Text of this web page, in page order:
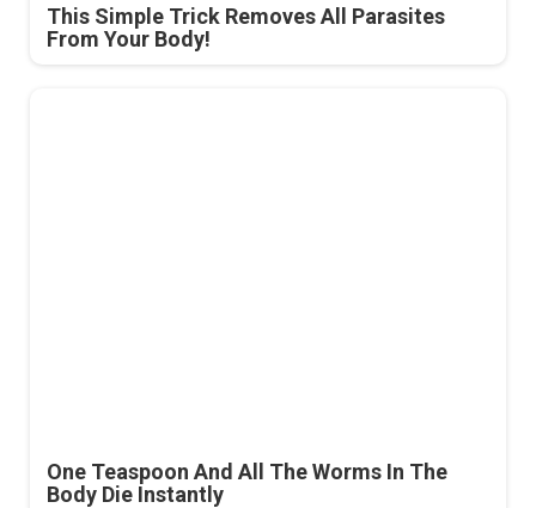
This Simple Trick Removes All Parasites
From Your Body!
One Teaspoon And All The Worms In The
Body Die Instantly